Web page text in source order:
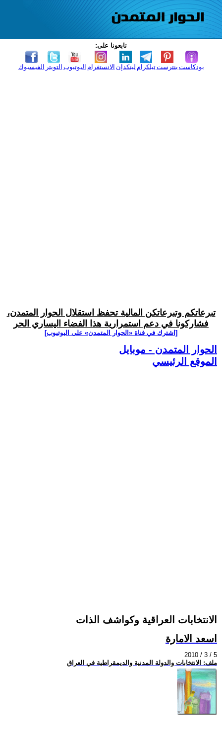
تابعونا على:
الفيسبوك التويتر اليوتيوب الانستغرام لينكدإن تيلكرامبنترست بودكاست
تبرعاتكم وتبرعاتكن المالية تحفظ استقلال الحوار المتمدن،
فشاركونا في دعم استمرارية هذا الفضاء اليساري الحر
[اشترك في قناة ‫«الحوار المتمدن» على اليوتيوب]
الحوار المتمدن - موبايل
الموقع الرئيسي
الانتخابات العراقية وكواشف الذات
اسعد الامارة
2010 / 3 / 5
ملف: الانتخابات والدولة المدنية والديمقراطية في العراق